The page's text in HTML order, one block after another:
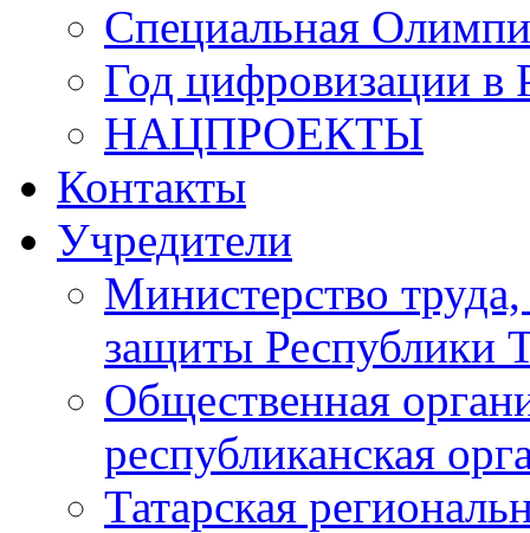
Специальная
Год цифровизации в
НАЦПРОЕКТЫ
Контакты
Учредители
Министерство
защиты Республики
Общественная
республиканская
Татарская